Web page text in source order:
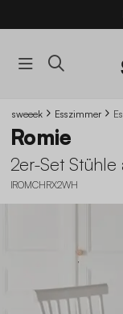
sweeek Esszimmer
Romie
2er-Set
IROMCHRX2WH